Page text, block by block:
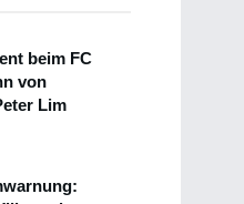
beim FC
von
Lim